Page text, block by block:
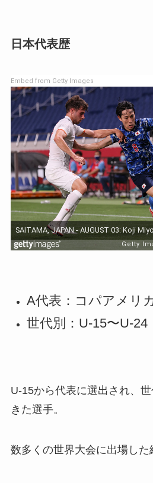
日本代表歴
Embed from Getty Images
A代表：コパアメリ
世代別：U-15〜U-24
U-15から代表に選出され、
きた選手。
数多くの世界大会に出場した